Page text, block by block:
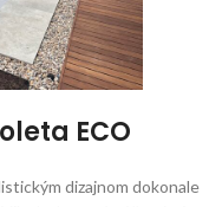
ECO
dizajnom dokonale